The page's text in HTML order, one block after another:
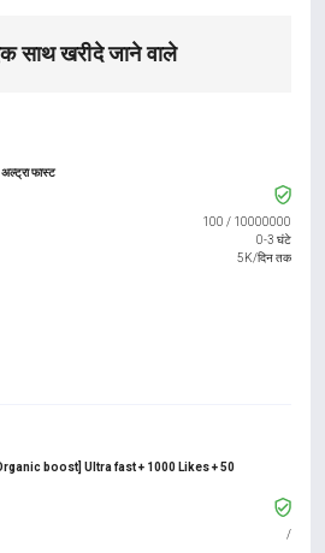
साथ खरीदे जाने वाले
फास्ट
100 / 10000000
0-3 घंटे
5K/दिन तक
boost] Ultra fast + 1000 Likes + 50
/